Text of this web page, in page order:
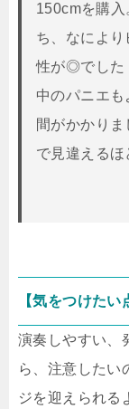
150cmを購
ち、なによ
性が◎でした
中のパニエ
間がかかり
で見違える
【気をつけた
演奏しやすい、
ら、注意したい
ジを迎えられる